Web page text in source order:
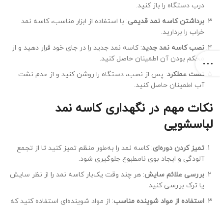
درب دستگاه را باز کنید.
برداشتن کاسه نمد قدیمی: با استفاده از ابزار مناسب، کاسه نمد
خراب را بردارید.
نصب کاسه نمد جدید: کاسه نمد جدید را در جای خود قرار دهید و از
محکم بودن آن اطمینان حاصل کنید.
تست عملکرد: پس از نصب، دستگاه را روشن کنید و از عدم نشت
آب اطمینان حاصل کنید.
نکات مهم در نگهداری کاسه نمد
لباسشویی
تمیز کردن دوره‌ای: کاسه نمد را به‌طور منظم تمیز کنید تا از تجمع
آلودگی و ایجاد بوی نامطبوع جلوگیری شود.
بررسی علائم سایش: هر چند وقت یک‌بار کاسه نمد را از نظر سایش
یا ترک بررسی کنید.
استفاده از مواد شوینده مناسب: از مواد شوینده‌ای استفاده کنید که